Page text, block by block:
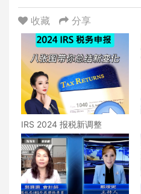
收藏 分享
IRS 2024 报税新调整